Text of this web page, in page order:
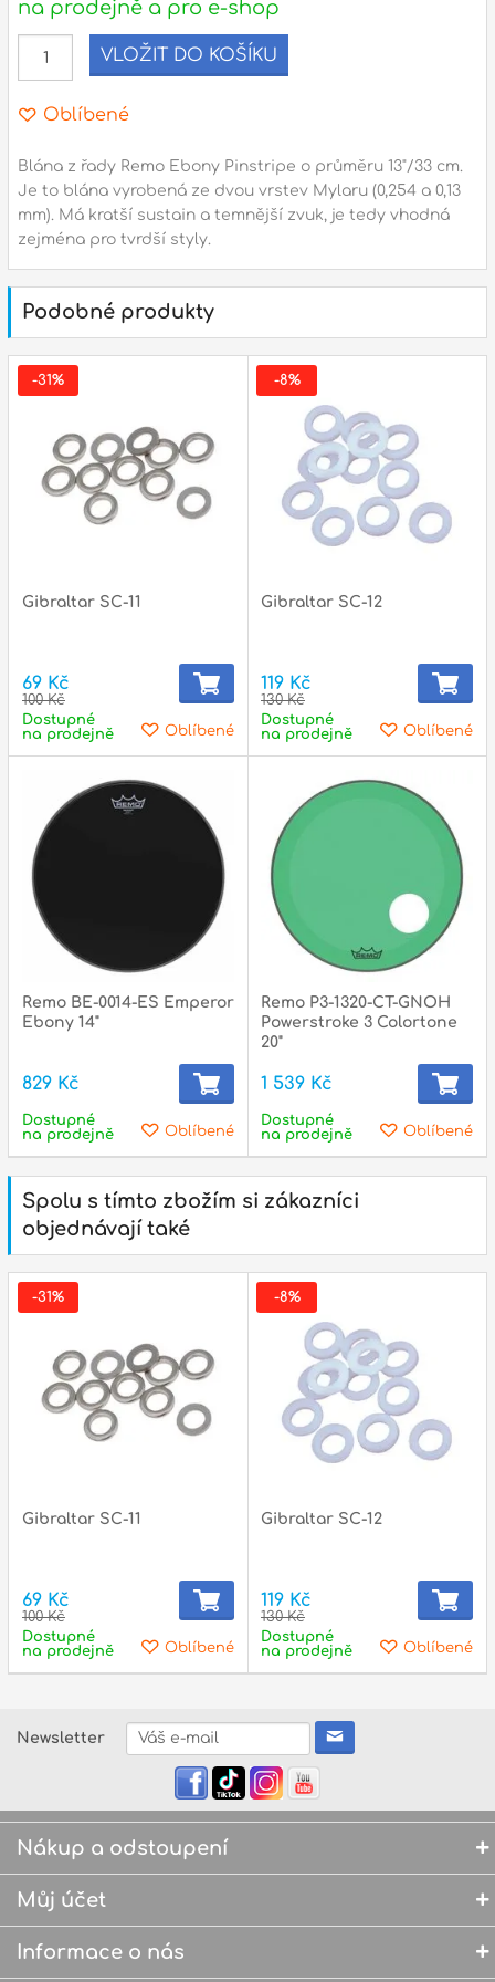
Praha 3 - 130 00 (
mapa
gsm.: +420 777 888 408
gsm.: +420 777 888 088
email: prodejna@bici.cz
Otevírací doba
pondělí – pátek :10:00 – 18:00
sobota :
ZAVŘENO
státní svátky :ZAVŘENO
na prodejně a pro e-shop
VLOŽIT DO KOŠÍKU
Oblíbené
Blána z řady Remo Ebony Pinstripe o průměru 13"/33 cm.
Je to blána vyrobená ze dvou vrstev Mylaru (0,254 a 0,13
mm). Má kratší sustain a temnější zvuk, je tedy vhodná
zejména pro tvrdší styly.
Podobné produkty
Gibraltar SC-11
69 Kč
100 Kč
Oblíbené
Dostupné
na prodejně
-31%
Gibraltar SC-12
119 Kč
130 Kč
Oblíbené
Dostupné
na prodejně
-8%
Remo BE-0014-ES Emperor
Ebony 14"
829 Kč
Oblíbené
Dostupné
na prodejně
Remo P3-1320-CT-GNOH
Powerstroke 3 Colortone
20"
1 539 Kč
Oblíbené
Dostupné
na prodejně
Spolu s tímto zbožím si zákazníci
objednávají také
Gibraltar SC-11
69 Kč
100 Kč
Oblíbené
Dostupné
na prodejně
-31%
Gibraltar SC-12
119 Kč
130 Kč
Oblíbené
Dostupné
na prodejně
-8%
Newsletter
Nákup a odstoupení
Můj účet
Informace o nás